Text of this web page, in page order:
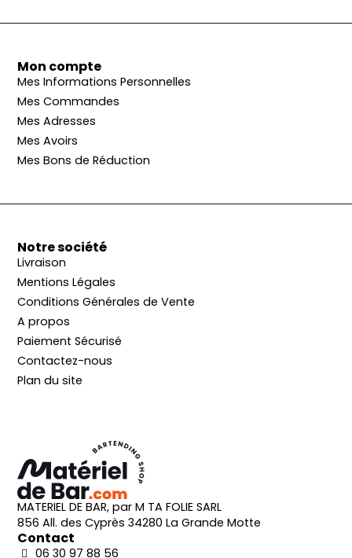
MATERIEL DE BAR, par M TA FOLIE SARL
856 All. des Cyprès 34280 La Grande Motte
Contact
06 30 97 88 56
Notre société
Livraison
Mentions Légales
Conditions Générales de Vente
A propos
Paiement Sécurisé
Contactez-nous
Plan du site
Mon compte
Mes Informations Personnelles
Mes Commandes
Mes Adresses
Mes Avoirs
Mes Bons de Réduction